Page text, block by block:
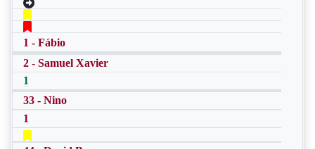
1 - Fábio
2 - Samuel Xavier
1
33 - Nino
1